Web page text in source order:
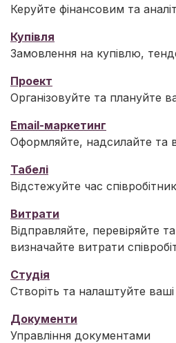
Керуйте фінансовим та
Купівля
Замовлення на купівлю,
Проект
Організовуйте та плануйте
Email-маркетинг
Оформляйте, надсилайте та
Табелі
Відстежуйте час
Витрати
Відправляйте, перевіряйте
визначайте витрати
Студія
Створіть та налаштуйте
Документи
Управління документами